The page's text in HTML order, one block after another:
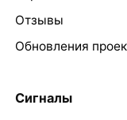
Отзывы
Обновления
Сигналы